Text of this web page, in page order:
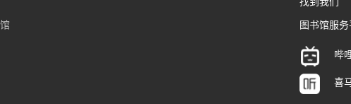
图书馆服
哔
喜